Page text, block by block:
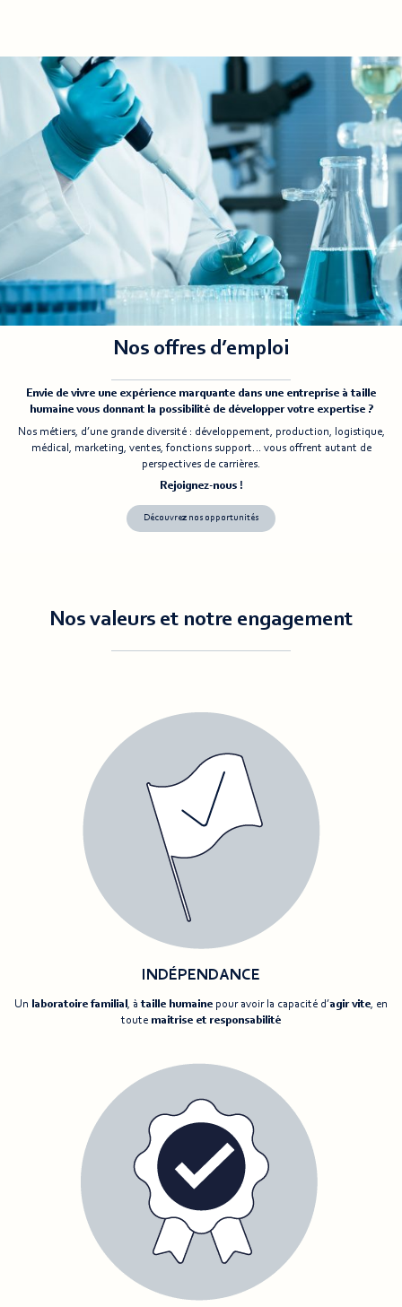
Nos offres d’emploi
Envie de vivre une expérience marquante dans une entreprise à taille
humaine vous donnant la possibilité de développer votre expertise ?
Nos métiers, d’une grande diversité : développement, production, logistique,
médical, marketing, ventes, fonctions support… vous offrent autant de
perspectives de carrières.
Rejoignez-nous !
Découvrez nos opportunités
Nos valeurs et notre engagement
INDÉPENDANCE
Un laboratoire familial , àtaille humaine pour avoir la capacité d’agir vite, en
toute maitrise et responsabilité